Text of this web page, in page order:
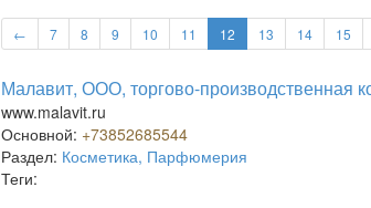
← 7 8 9 10 11 12 13 14 15
Малавит, ООО, торгово-производственная
www.malavit.ru
Основной: +73852685544
Раздел: Косметика, Парфюмерия
Теги: